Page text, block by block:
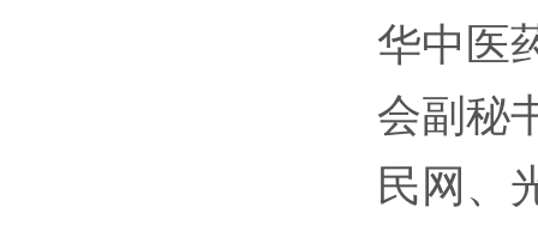
华中医
会副秘
民网、